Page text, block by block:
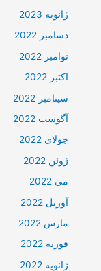
ژانویه 2023
دسامبر 2022
نوامبر 2022
اکتبر 2022
سپتامبر 2022
آگوست 2022
جولای 2022
ژوئن 2022
می 2022
آوریل 2022
مارس 2022
فوریه 2022
ژانویه 2022